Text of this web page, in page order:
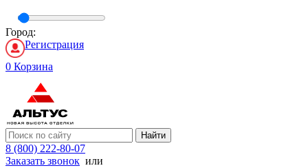
Город:
Регистрация
0 Корзина
Найти
8 (800) 222-80-07
Заказать звонок или